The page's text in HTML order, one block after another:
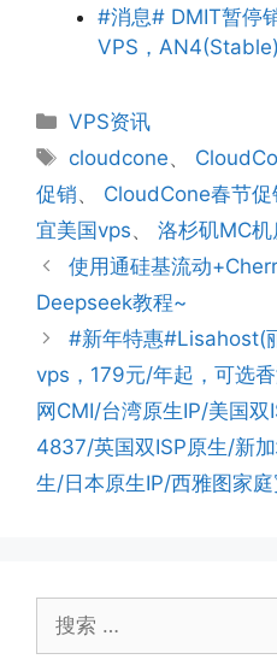
#消息# DMIT暂停
VPS，
分
类
VPS资讯
标
签
cloudcone、
促销、 CloudCone春节促
宜美国vps、 洛杉矶MC机
使用通硅基流动
Deepseek教程~
#新年特惠#Lisahost(
vps，179元/年起，可选
网CMI/台湾原生IP/美国
4837/英国双ISP原生/新
生/日本原生IP/西雅图家庭
索：